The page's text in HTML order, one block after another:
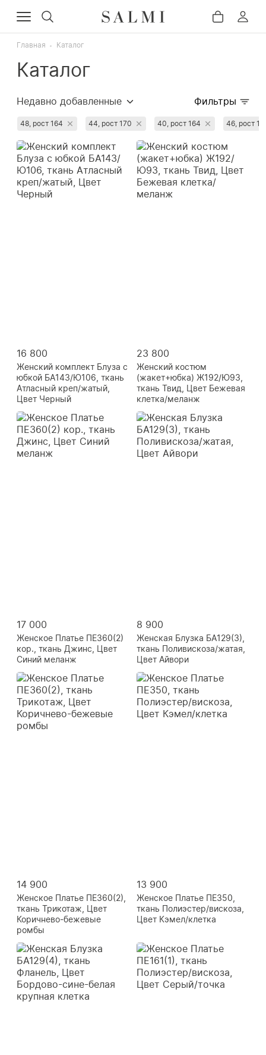
Главная Каталог
Каталог
Недавно добавленные
Сначала популярные
Сначала дешёвые
Сначала со скидкой
Фильтры
48, рост 164 44, рост 170 40, рост 164 46, рост
16 800
Женский комплект Блуза с
юбкой БА143/Ю106, ткань
Атласный креп/жатый,
Цвет Черный
23 800
Женский костюм
(жакет+юбка) Ж192/Ю93,
ткань Твид, Цвет Бежевая
клетка/меланж
17 000
Женское Платье ПЕ360(2)
кор., ткань Джинс, Цвет
Синий меланж
8 900
Женская Блузка БА129(3),
ткань Поливискоза/жатая,
Цвет Айвори
14 900
Женское Платье ПЕ360(2),
ткань Трикотаж, Цвет
Коричнево-бежевые
ромбы
13 900
Женское Платье ПЕ350,
ткань Полиэстер/вискоза,
Цвет Кэмел/клетка